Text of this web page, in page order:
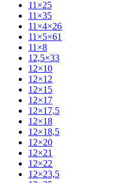
11×25
11×35
11×4×26
11×5×61
11×8
12,5×33
12×10
12×12
12×15
12×17
12×17,5
12×18
12×18,5
12×20
12×21
12×22
12×23,5